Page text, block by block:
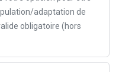
u
s
o
adaptation de
obligatoire (hors